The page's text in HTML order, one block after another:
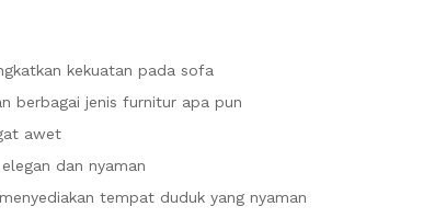
kekuatan pada sofa
berbagai jenis furnitur apa pun
awet
dan nyaman
tempat duduk yang nyaman